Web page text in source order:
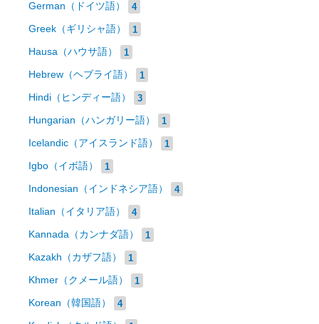
German（ドイツ語） 4
Greek（ギリシャ語） 1
Hausa（ハウサ語） 1
Hebrew（ヘブライ語） 1
Hindi（ヒンディー語） 3
Hungarian（ハンガリー語） 1
Icelandic（アイスランド語） 1
Igbo（イボ語） 1
Indonesian（インドネシア語） 4
Italian（イタリア語） 4
Kannada（カンナダ語） 1
Kazakh（カザフ語） 1
Khmer（クメール語） 1
Korean（韓国語） 4